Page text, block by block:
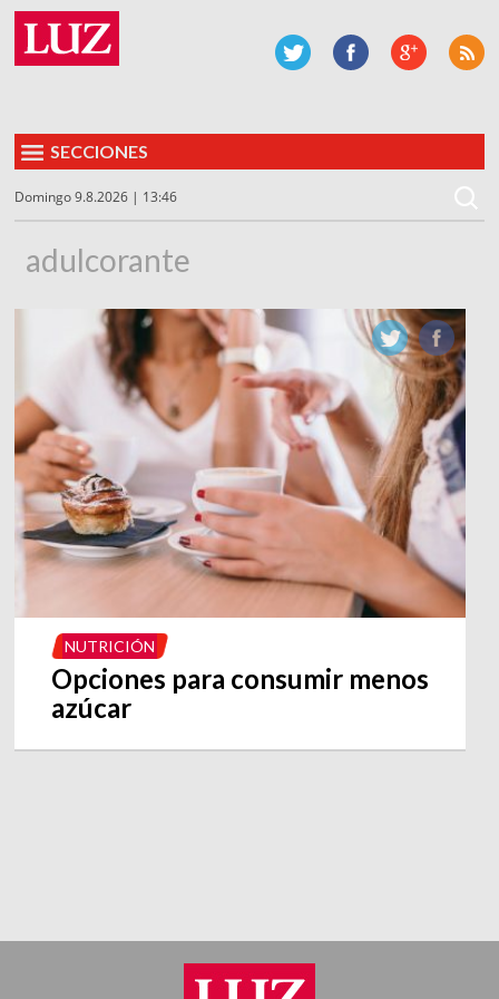
SECCIONES
Domingo 9.8.2026 | 13:46
adulcorante
NUTRICIÓN
Opciones para consumir menos
azúcar